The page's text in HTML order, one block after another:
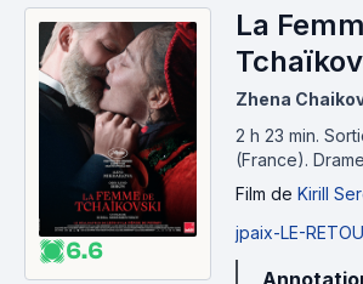
6.6
La
Zhena
2 h 23 min.
(France).
Film de Kirill
jpaix-LE-